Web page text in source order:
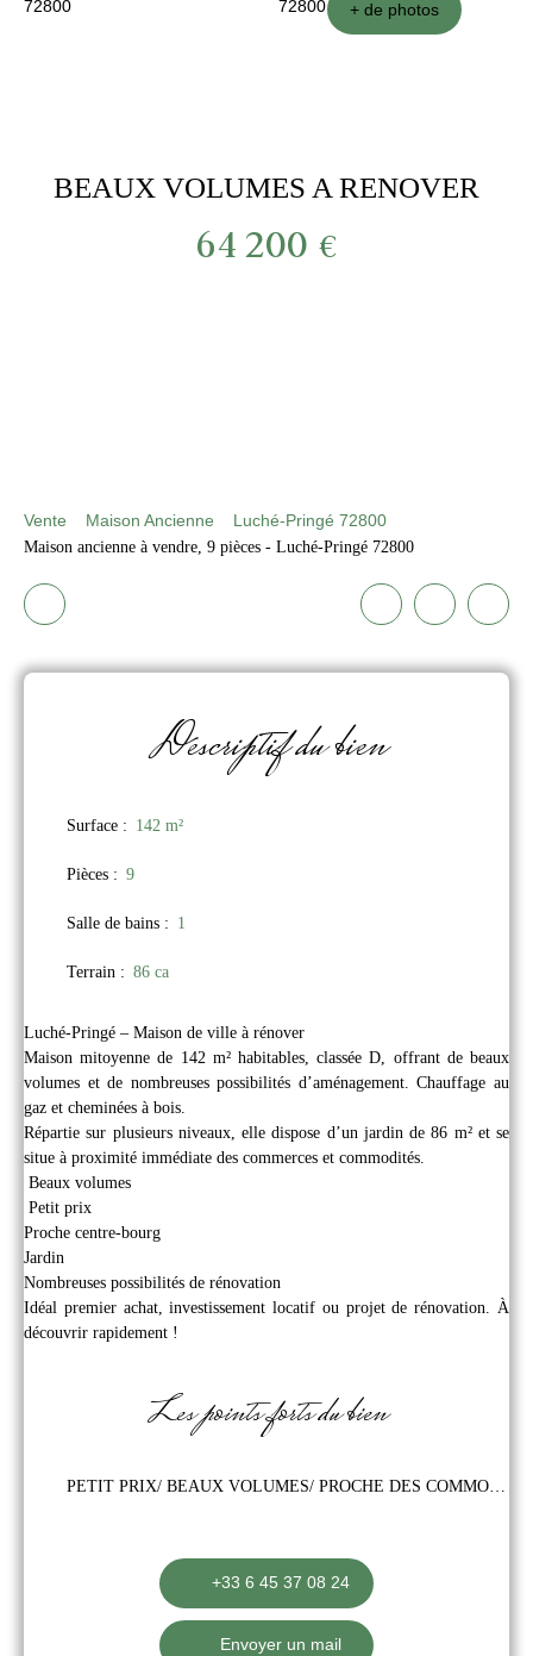
+ de photos
BEAUX VOLUMES A RENOVER
64 200 €
Vente Maison Ancienne
Luché-Pringé 72800
Maison ancienne à vendre, 9 pièces - Luché-Pringé 72800
Descriptifdu bien
Surface : 142 m²
Pièces : 9
Salle de bains : 1
Terrain : 86 ca
Luché-Pringé – Maison de ville à rénover
Maison mitoyenne de 142 m² habitables, classée D, offrant de beaux
volumes et de nombreuses possibilités d’aménagement. Chauffage au
gaz et cheminées à bois.
Répartie sur plusieurs niveaux, elle dispose d’un jardin de 86 m² et se
situe à proximité immédiate des commerces et commodités.
Beaux volumes
Petit prix
Proche centre-bourg
Jardin
Nombreuses possibilités de rénovation
Idéal premier achat, investissement locatif ou projet de rénovation. À
découvrir rapidement !
Les points forts du bien
+33 6 45 37 08 24
Envoyer un mail